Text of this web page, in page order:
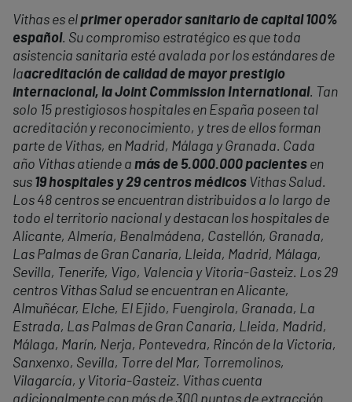
Vithas es elprimer operador sanitario de capital 100%
español. Su compromiso estratégico es que toda
asistencia sanitaria esté avalada por los estándares de
laacreditación de calidad de mayor prestigio
internacional, la Joint Commission International. Tan
solo 15 prestigiosos hospitales en España poseen tal
acreditación y reconocimiento, y tres de ellos forman
parte de Vithas, en Madrid, Málaga y Granada. Cada
año Vithas atiende a más de 5.000.000 pacientes en
sus 19 hospitales y 29 centros médicos Vithas Salud.
Los 48 centros se encuentran distribuidos a lo largo de
todo el territorio nacional y destacan los hospitales de
Alicante, Almería, Benalmádena, Castellón, Granada,
Las Palmas de Gran Canaria, Lleida, Madrid, Málaga,
Sevilla, Tenerife, Vigo, Valencia y Vitoria-Gasteiz. Los 29
centros Vithas Salud se encuentran en Alicante,
Almuñécar, Elche, El Ejido, Fuengirola, Granada, La
Estrada, Las Palmas de Gran Canaria, Lleida, Madrid,
Málaga, Marín, Nerja, Pontevedra, Rincón de la Victoria,
Sanxenxo, Sevilla, Torre del Mar, Torremolinos,
Vilagarcía, y Vitoria-Gasteiz. Vithas cuenta